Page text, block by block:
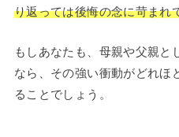
り返っては後悔の念に苛まれ
もしあなたも、母親や父親
なら、その強い衝動がどれほ
ることでしょう。